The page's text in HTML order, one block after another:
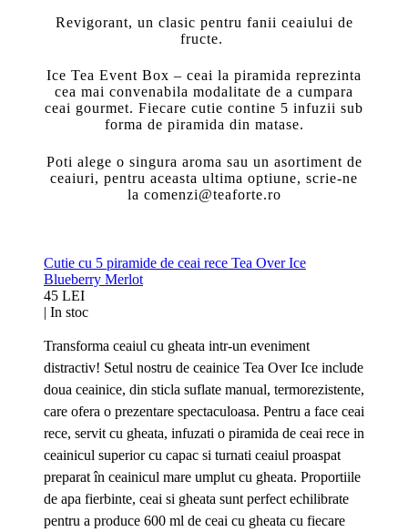
Revigorant, un clasic pentru fanii ceaiului de
fructe.
Ice Tea Event Box – ceai la piramida reprezinta
cea mai convenabila modalitate de a cumpara
ceai gourmet. Fiecare cutie contine 5 infuzii sub
forma de piramida din matase.
Poti alege o singura aroma sau un asortiment de
ceaiuri, pentru aceasta ultima optiune, scrie-ne
la comenzi@teaforte.ro
Cutie cu 5 piramide de ceai rece Tea Over Ice
Blueberry Merlot
45 LEI
| In stoc
Transforma ceaiul cu gheata intr-un eveniment
distractiv! Setul nostru de ceainice Tea Over Ice include
doua ceainice, din sticla suflate manual, termorezistente,
care ofera o prezentare spectaculoasa. Pentru a face ceai
rece, servit cu gheata, infuzati o piramida de ceai rece in
ceainicul superior cu capac si turnati ceaiul proaspat
preparat în ceainicul mare umplut cu gheata. Proportiile
de apa fierbinte, ceai si gheata sunt perfect echilibrate
pentru a produce 600 ml de ceai cu gheata cu fiecare